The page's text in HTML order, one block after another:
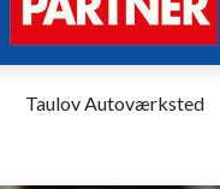
Taulov Autoværksted